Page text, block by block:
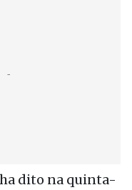
dito na quinta-